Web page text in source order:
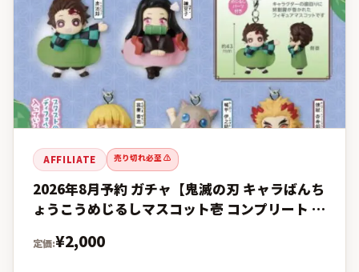
AFFILIATE 売り切れ必至 ⚠️
2026年8月予約 ガチャ【鬼滅の刃 キャラばんち
ょうこうめじるしマスコット壱 コンプリート 5
フルコンプの予約・
定価:¥2,000